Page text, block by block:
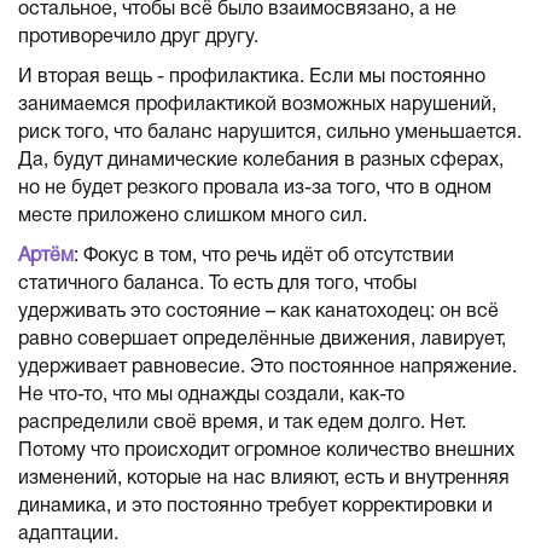
остальное, чтобы всё было взаимосвязано, а не
противоречило друг другу.
И вторая вещь - профилактика. Если мы постоянно
занимаемся профилактикой возможных нарушений,
риск того, что баланс нарушится, сильно уменьшается.
Да, будут динамические колебания в разных сферах,
но не будет резкого провала из-за того, что в одном
месте приложено слишком много сил.
Артём : Фокус в том, что речь идёт об отсутствии
статичного баланса. То есть для того, чтобы
удерживать это состояние – как канатоходец: он всё
равно совершает определённые движения, лавирует,
удерживает равновесие. Это постоянное напряжение.
Не что-то, что мы однажды создали, как-то
распределили своё время, и так едем долго. Нет.
Потому что происходит огромное количество внешних
изменений, которые на нас влияют, есть и внутренняя
динамика, и это постоянно требует корректировки и
адаптации.